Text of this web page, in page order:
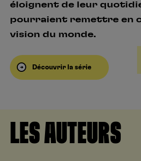
éloignent de leur
pourraient remettre en
vision du monde.
Découvrir la série
LES AUTEURS